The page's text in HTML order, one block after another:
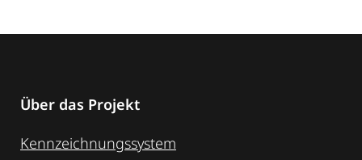
Über das Projekt
Kennzeichnungssystem